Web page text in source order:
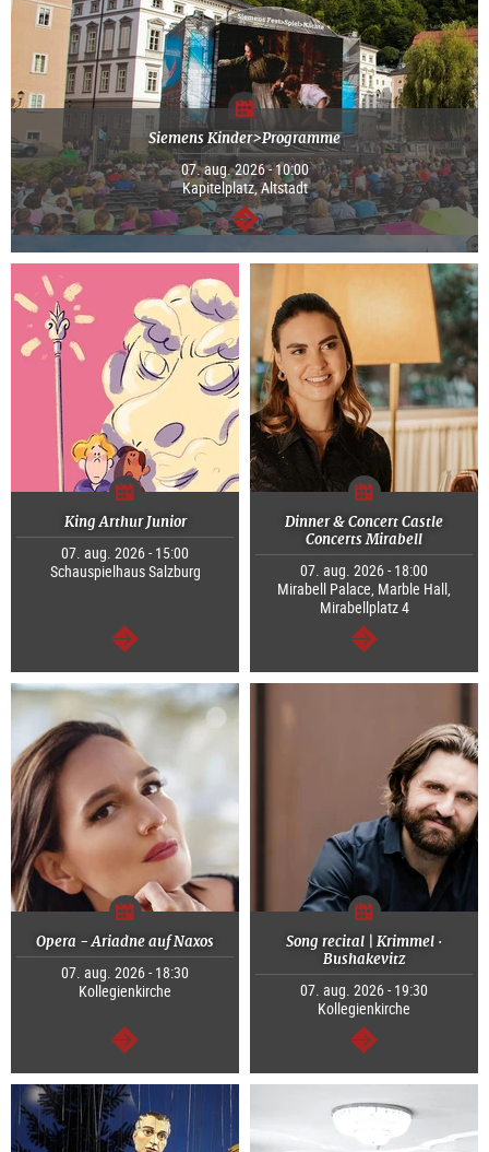
Siemens Kinder>Programme
07. aug. 2026 - 10:00
Kapitelplatz, Altstadt
Tovább
King Arthur Junior
07. aug. 2026 - 15:00
Schauspielhaus Salzburg
Tovább
Dinner & Concert Castle
Concerts Mirabell
07. aug. 2026 - 18:00
Mirabell Palace, Marble Hall,
Mirabellplatz 4
Tovább
Opera - Ariadne auf Naxos
07. aug. 2026 - 18:30
Kollegienkirche
Tovább
Song recital | Krimmel ·
Bushakevitz
07. aug. 2026 - 19:30
Kollegienkirche
Tovább